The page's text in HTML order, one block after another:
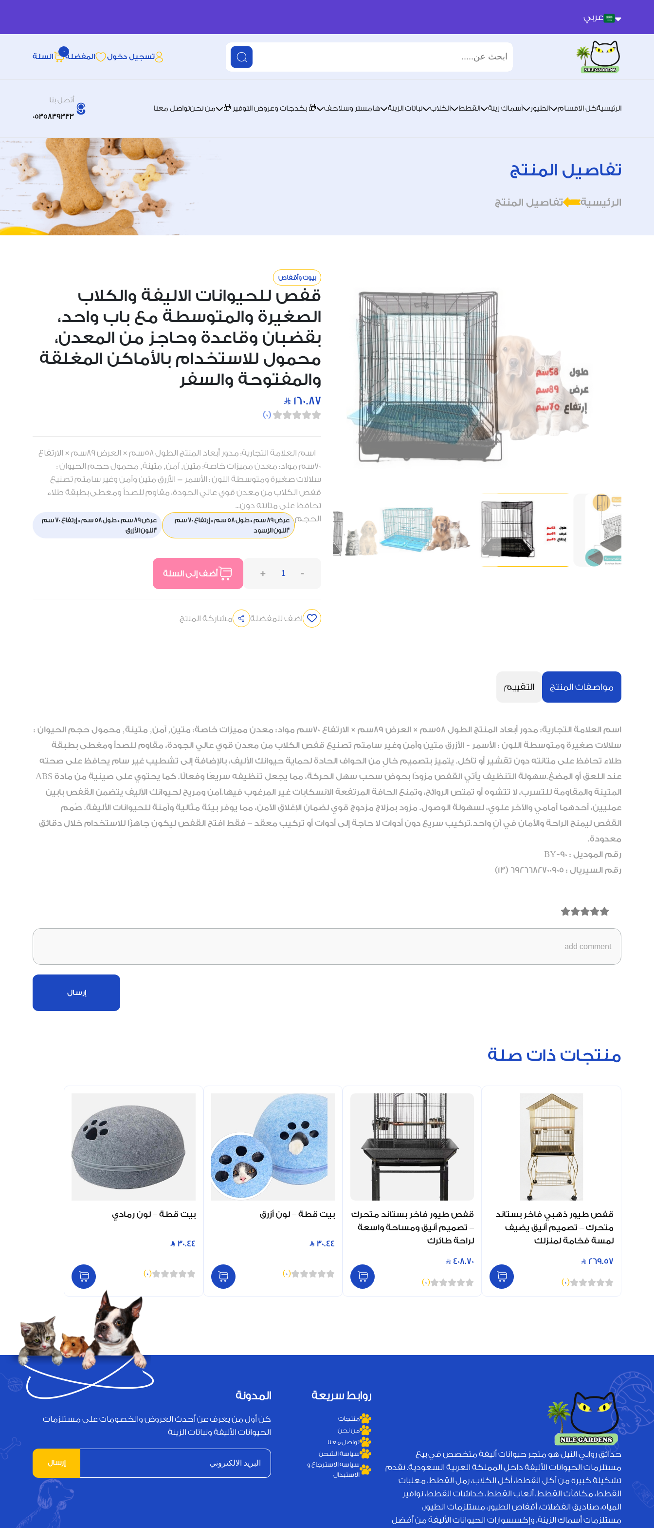
عربي
عربي
انجليزي
تسجيل دخول المفضله
0
السلة
الرئيسيةكل الاقسام الطيور أسماك زينة القطط الكلاب نباتات الزينة هامستر وسلاحف 🎁 بكدجات وعروض التوفير 🎁 من نحنتواصل معنا
أتصل بنا
0535839333
تفاصيل المنتج
الرئيسية تفاصيل المنتج
بيوت وأقفاص
قفص للحيوانات الاليفة والكلاب
الصغيرة والمتوسطة مع باب واحد،
بقضبان وقاعدة وحاجز من المعدن،
محمول للاستخدام بالأماكن المغلقة
والمفتوحة والسفر
160.87
(
0
)
اسم العلامة التجارية: مدور أبعاد المنتج الطول 58سم × العرض 89سم × الارتفاع
70سم مواد: معدن مميزات خاصة: متين, آمن, متينة, محمول حجم الحيوان :
سلالات صغيرة ومتوسطة اللون : الأسمر - الأزرق متين وآمن وغير سامتم تصنيع
قفص الكلاب من معدن قوي عالي الجودة، مقاوم للصدأ ومغطى بطبقة طلاء
تحافظ على متانته دون...
الحجم
عرض 89 سم * طول 58 سم * إرتفاع 70 سم
"اللون الإسود
عرض 89 سم * طول 58 سم * إرتفاع 70 سم
"اللون الأزرق
-
+ أضف إلى السلة
اضف للمفضلة مشاركة المنتج
مواصفات المنتج التقييم
اسم العلامة التجارية: مدور أبعاد المنتج الطول 58سم × العرض 89سم × الارتفاع 70سم مواد: معدن مميزات خاصة: متين, آمن, متينة, محمول حجم الحيوان :
سلالات صغيرة ومتوسطة اللون : الأسمر - الأزرق متين وآمن وغير سامتم تصنيع قفص الكلاب من معدن قوي عالي الجودة، مقاوم للصدأ ومغطى بطبقة
طلاء تحافظ على متانته دون تقشير أو تآكل. يتميز بتصميم خالٍ من الحواف الحادة لحماية حيوانك الأليف، بالإضافة إلى تشطيب غير سام يحافظ على صحته
عند اللعق أو المضغ.سهولة التنظيف يأتي القفص مزودًا بحوض سحب سهل الحركة، مما يجعل تنظيفه سريعًا وفعالًا. كما يحتوي على صينية من مادة ABS
المتينة والمقاومة للتسرب، لا تتشوه أو تمتص الروائح، وتمنع الحافة المرتفعة الانسكابات غير المرغوب فيها.آمن ومريح لحيوانك الأليف يتضمن القفص بابين
عمليين، أحدهما أمامي والآخر علوي، لسهولة الوصول. مزود بمزلاج مزدوج قوي لضمان الإغلاق الآمن، مما يوفر بيئة مثالية وآمنة للحيوانات الأليفة. صُمم
القفص ليمنح الراحة والأمان في آنٍ واحد.تركيب سريع دون أدوات لا حاجة إلى أدوات أو تركيب معقد – فقط افتح القفص ليكون جاهزًا للاستخدام خلال دقائق
معدودة.
رقم الموديل : BY-90
رقم السيريال : 6926682700905 (13)
إرسال
منتجات ذات صلة
قفص طيور ذهبي فاخر بستاند
متحرك – تصميم أنيق يضيف
لمسة فخامة لمنزلك
269.57
(
0
)
قفص طيور فاخر بستاند متحرك
– تصميم أنيق ومساحة واسعة
لراحة طائرك
408.70
(
0
)
بيت قطة – لون أزرق
30.44
(
0
)
بيت قطة – لون رمادي
30.44
(
0
)
حدائق روابي النيل هو متجر حيوانات أليفة متخصص في بيع
مستلزمات الحيوانات الأليفة داخل المملكة العربية السعودية. نقدم
تشكيلة كبيرة من أكل القطط، أكل الكلاب، رمل القطط، معلبات
القطط، مكافآت القطط، ألعاب القطط، خداشات القطط، نوافير
المياه، صناديق الفضلات، أقفاص الطيور، مستلزمات الطيور،
مستلزمات أسماك الزينة، وإكسسوارات الحيوانات الأليفة من أفضل
روابط سريعة
منتجات
من نحن
تواصل معنا
سياسة الشحن
سياسه الاسترجاع و
الاستبدال
المدونة
كن أول من يعرف عن أحدث العروض والخصومات على مستلزمات
الحيوانات الأليفة ونباتات الزينة
إرسال